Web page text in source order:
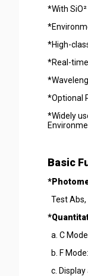
*With
*High-
*Real-
*Optional
*Widely
Basic
Test
a. C
b. F
c.